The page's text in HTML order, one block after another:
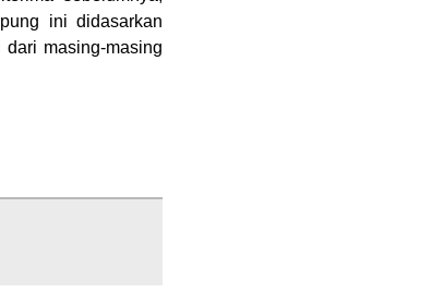
ini didasarkan
masing-masing